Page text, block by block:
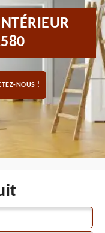
NOUS !